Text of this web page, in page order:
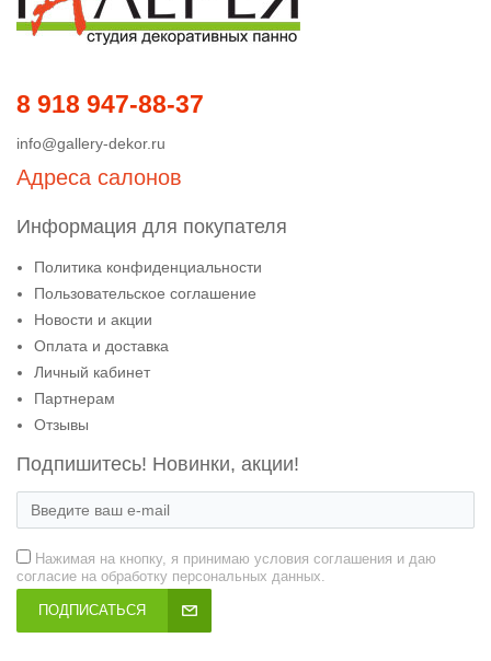
8 918 947-88-37
info@gallery-dekor.ru
Адреса салонов
Информация для покупателя
Политика конфиденциальности
Пользовательское соглашение
Новости и акции
Оплата и доставка
Личный кабинет
Партнерам
Отзывы
Подпишитесь! Новинки, акции!
Нажимая на кнопку, я принимаю условия соглашения и даю
согласие на обработку персональных данных.
ПОДПИСАТЬСЯ